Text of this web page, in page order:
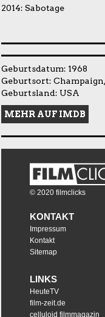
2014: Sabotage
Geburtsdatum: 1968
Geburtsort:
Geburtsland: USA
MEHR AUF IMDB
© 2020 filmclicks
KONTAKT
Impressum
Kontakt
Sitemap
LINKS
HeuteTV
film-zeit.de
celluloid filmmagazin